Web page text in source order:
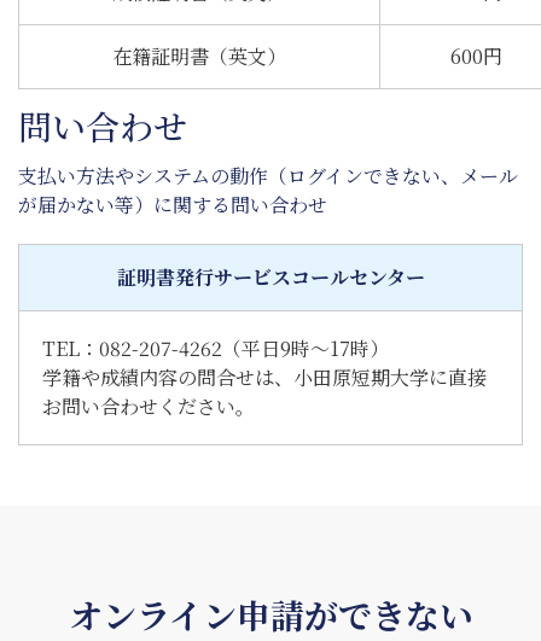
在籍証明書（英文） 600円
問い合わせ
支払い方法やシステムの動作（ログインできない、メール
が届かない等）に関する問い合わせ
証明書発行サービスコールセンター
TEL：082-207-4262（平日9時～17時）
学籍や成績内容の問合せは、小田原短期大学に直接
お問い合わせください。
オンライン申請ができない